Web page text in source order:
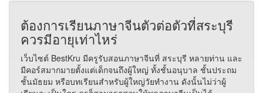
ต้องการเรียนภาษาจีนตัวต่อตัวที่สระบุรี
ควรมีอายุเท่าไหร่
เว็บไซต์​ BestKru มีครูรับสอนภาษาจีนที่ สระบุรี หลายท่าน และ
มีคอร์สมากมายตั้งแต่เด็กจนถึงผู้ใหญ่ ทั้งชั้นอนุบาล ชั้นประถม
ชั้นมัธยม หรือบทเรียนสำหรับผู้ใหญ่วัยทำงาน ดังนั้นไม่ว่าผู้